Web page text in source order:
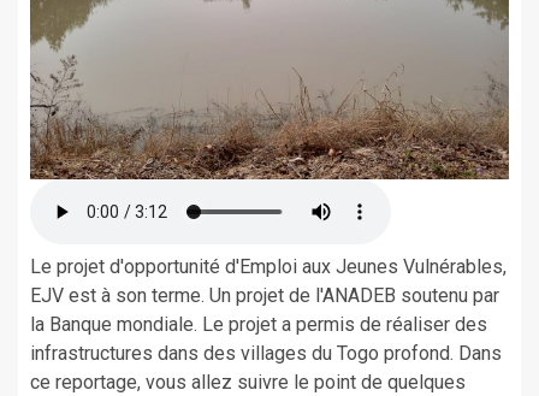
Le projet d'opportunité d'Emploi aux Jeunes Vulnérables,
EJV est à son terme. Un projet de l'ANADEB soutenu par
la Banque mondiale. Le projet a permis de réaliser des
infrastructures dans des villages du Togo profond. Dans
ce reportage, vous allez suivre le point de quelques